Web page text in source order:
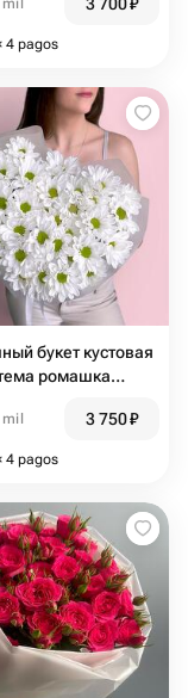
4 pagos
букет кустовая
ромашка
3 750₽
4 pagos